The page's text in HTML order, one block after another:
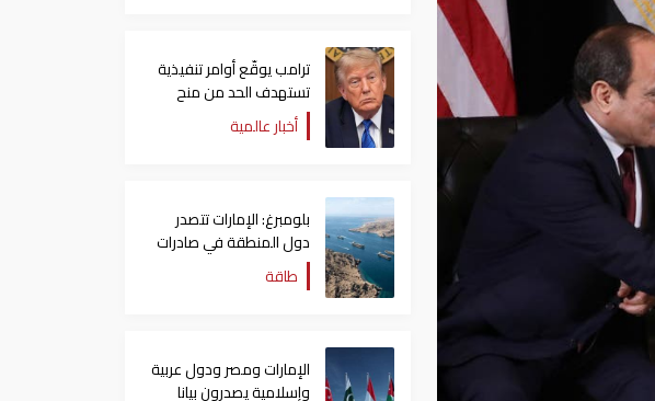
ترامب يوقّع أوامر تنفيذية
تستهدف الحد من منح
الجنسية الأمريكية بالولادة
أخبار عالمية
بلومبرغ: الإمارات تتصدر
دول المنطقة في صادرات
النفط عبر مضيق هرمز
طاقة
الإمارات ومصر ودول عربية
وإسلامية يصدرون بيانا